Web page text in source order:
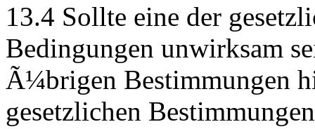
13.4 Sollte eine der
Bedingungen unwirksam
Ã¼brigen Bestimmungen
gesetzlichen